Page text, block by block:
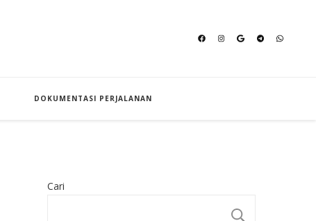
DOKUMENTASI PERJALANAN
Cari